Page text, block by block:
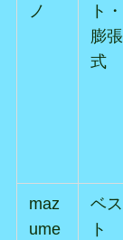
ノ
ト・
膨張
式
maz
ume
ベス
ト